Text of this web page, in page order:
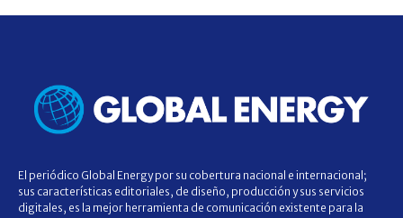
El periódico Global Energy por su cobertura nacional e internacional;
sus características editoriales, de diseño, producción y sus servicios
digitales, es la mejor herramienta de comunicación existente para la